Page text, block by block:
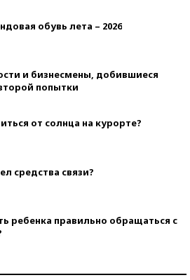
обувь лета – 2026
и бизнесмены, добившиеся
попытки
от солнца на курорте?
средства связи?
ребенка правильно обращаться с